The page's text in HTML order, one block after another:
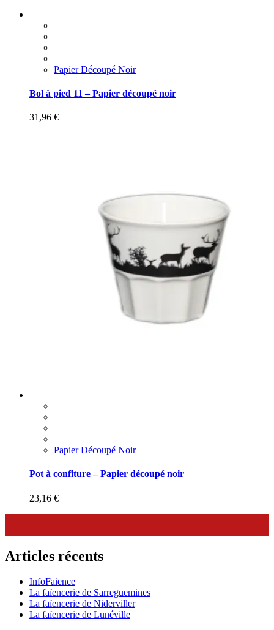
Papier Découpé Noir
Bol à pied 11 – Papier découpé noir
31,96 €
Papier Découpé Noir
Pot à confiture – Papier découpé noir
23,16 €
Articles récents
InfoFaience
La faïencerie de Sarreguemines
La faïencerie de Niderviller
La faïencerie de Lunéville